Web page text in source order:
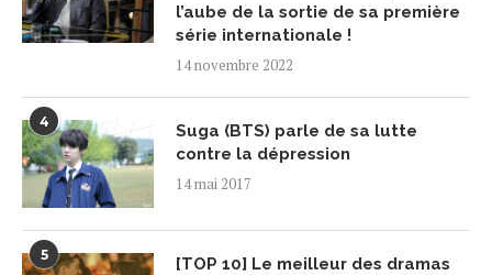
l’aube de la sortie de sa première
série internationale !
14 novembre 2022
4
Suga (BTS) parle de sa lutte
contre la dépression
14 mai 2017
5
[TOP 10] Le meilleur des dramas